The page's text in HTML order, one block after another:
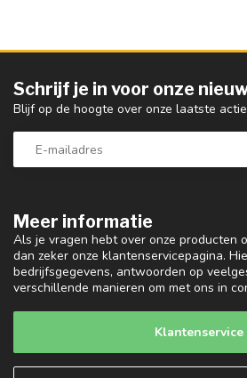
Meer informatie
Als je vragen hebt over onze producten
dan zeker onze klantenservicepagina.
bedrijfsgegevens, antwoorden op
verschillende manieren om met ons in
Klantenservice
Schrijf je in voor onze
Blijf op de hoogte over onze laatste